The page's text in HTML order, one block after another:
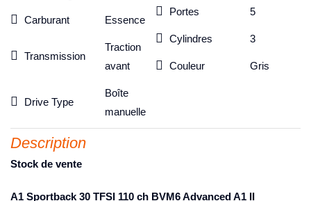
Carburant Essence
Transmission
Traction
avant
Drive Type
Boîte
manuelle
Portes 5
Cylindres 3
Couleur Gris
Description
Stock de vente
A1 Sportback 30 TFSI 110 ch BVM6 Advanced A1 II